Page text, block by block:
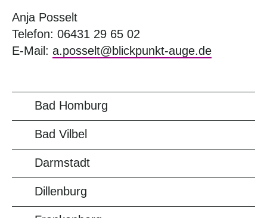
Anja Posselt
Telefon: 06431 29 65 02
E-Mail: a.posselt@blickpunkt-auge.de
Bad Homburg
Bad Vilbel
Darmstadt
Dillenburg